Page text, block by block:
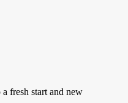
a fresh start and new